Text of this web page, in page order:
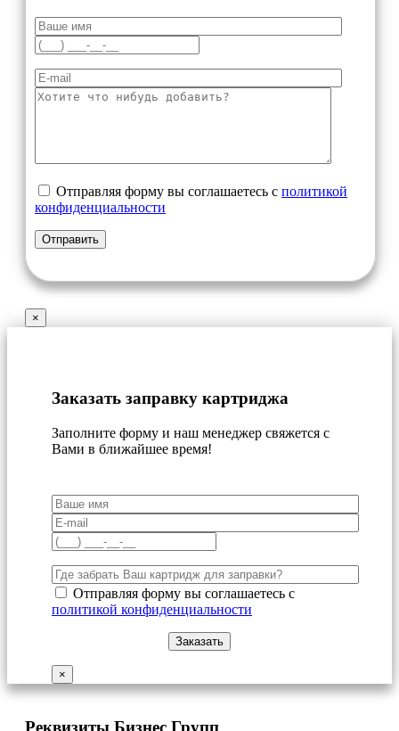
Отправляя форму вы соглашаетесь с политикой
конфиденциальности
×
Заказать заправку картриджа
Заполните форму и наш менеджер свяжется с
Вами в ближайшее время!
Отправляя форму вы соглашаетесь с
политикой конфиденциальности
×